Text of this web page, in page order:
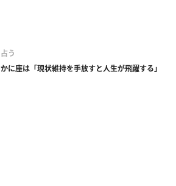
占う
かに座は「現状維持を手放すと人生が飛躍する」